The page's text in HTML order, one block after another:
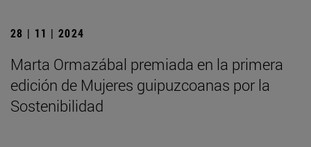
28 | 11 | 2024
Marta Ormazábal premiada en la primera
edición de Mujeres guipuzcoanas por la
Sostenibilidad